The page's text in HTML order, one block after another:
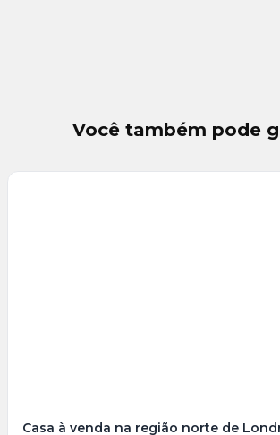
Você também pode
Casa à venda na região norte de